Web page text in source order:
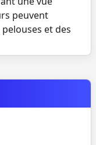
peuvent
et des